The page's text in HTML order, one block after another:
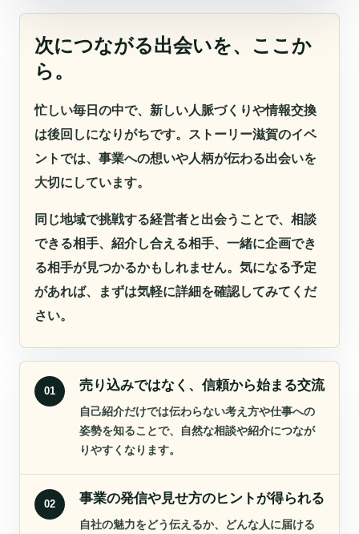
次につながる出会いを、ここか
ら。
忙しい毎日の中で、新しい人脈づくりや情報交換
は後回しになりがちです。ストーリー滋賀のイベ
ントでは、事業への想いや人柄が伝わる出会いを
大切にしています。
同じ地域で挑戦する経営者と出会うことで、相談
できる相手、紹介し合える相手、一緒に企画でき
る相手が見つかるかもしれません。気になる予定
があれば、まずは気軽に詳細を確認してみてくだ
さい。
01 売り込みではなく、信頼から始まる交流
自己紹介だけでは伝わらない考え方や仕事への
姿勢を知ることで、自然な相談や紹介につなが
りやすくなります。
02 事業の発信や見せ方のヒントが得られる
自社の魅力をどう伝えるか、どんな人に届ける